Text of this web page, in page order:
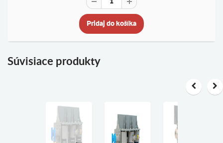
Pridaj do košíka
Súvisiace produkty